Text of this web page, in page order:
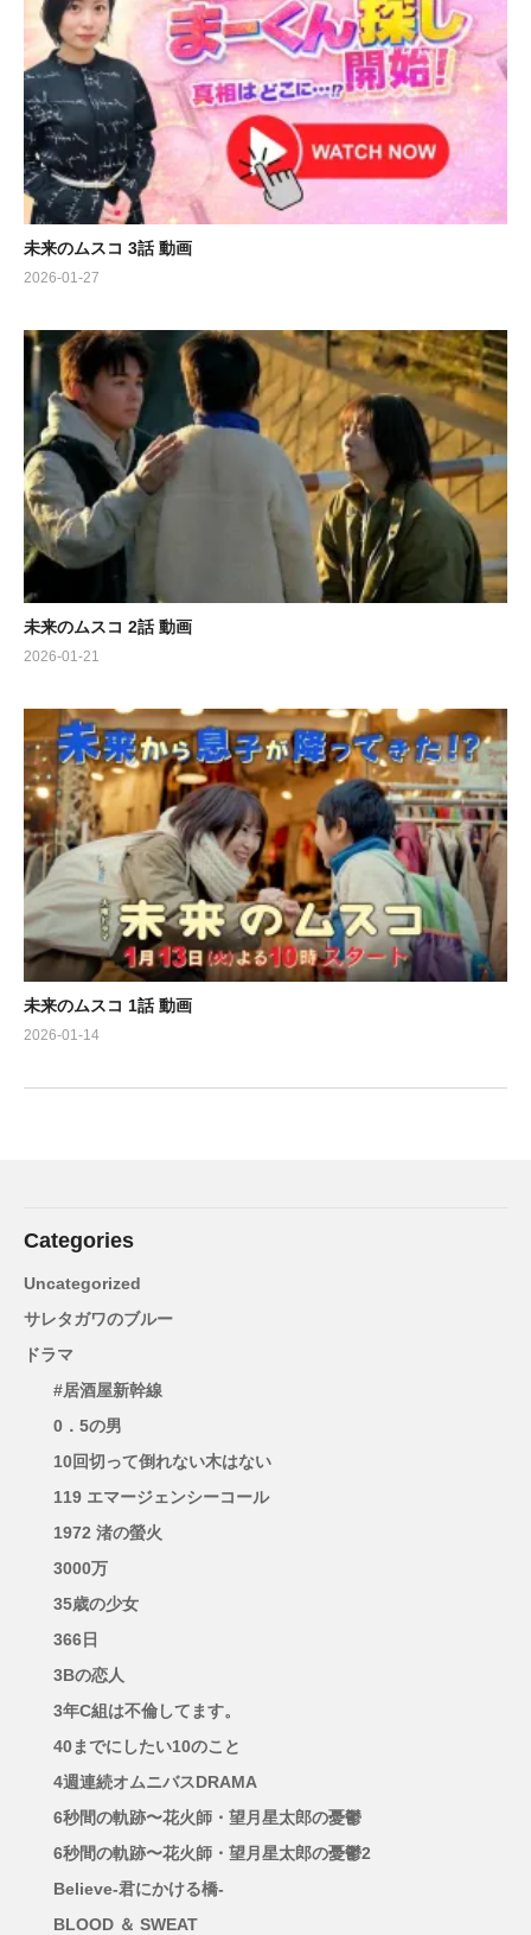
未来のムスコ 3話 動画
2026-01-27
未来のムスコ 2話 動画
2026-01-21
未来のムスコ 1話 動画
2026-01-14
Categories
Uncategorized
サレタガワのブルー
ドラマ
#居酒屋新幹線
0．5の男
10回切って倒れない木はない
119 エマージェンシーコール
1972 渚の螢火
3000万
35歳の少女
366日
3Bの恋人
3年C組は不倫してます。
40までにしたい10のこと
4週連続オムニバスDRAMA
6秒間の軌跡〜花火師・望月星太郎の憂鬱
6秒間の軌跡〜花火師・望月星太郎の憂鬱2
Believe-君にかける橋-
BLOOD ＆ SWEAT